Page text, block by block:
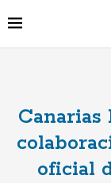
oficial